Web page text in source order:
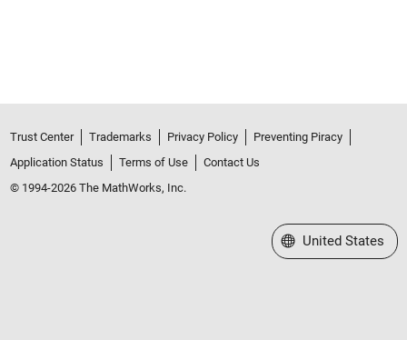
Trust Center Trademarks Privacy Policy
Preventing Piracy
Application Status
Terms of Use
Contact Us
© 1994-2026 The MathWorks, Inc.
Select a Web Site
United States